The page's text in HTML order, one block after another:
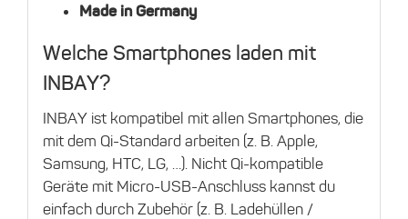
Made in Germany
Welche Smartphones laden mit
INBAY?
INBAY ist kompatibel mit allen Smartphones, die
mit dem Qi-Standard arbeiten (z. B. Apple,
Samsung, HTC, LG, …). Nicht Qi-kompatible
Geräte mit Micro-USB-Anschluss kannst du
einfach durch Zubehör (z. B. Ladehüllen /